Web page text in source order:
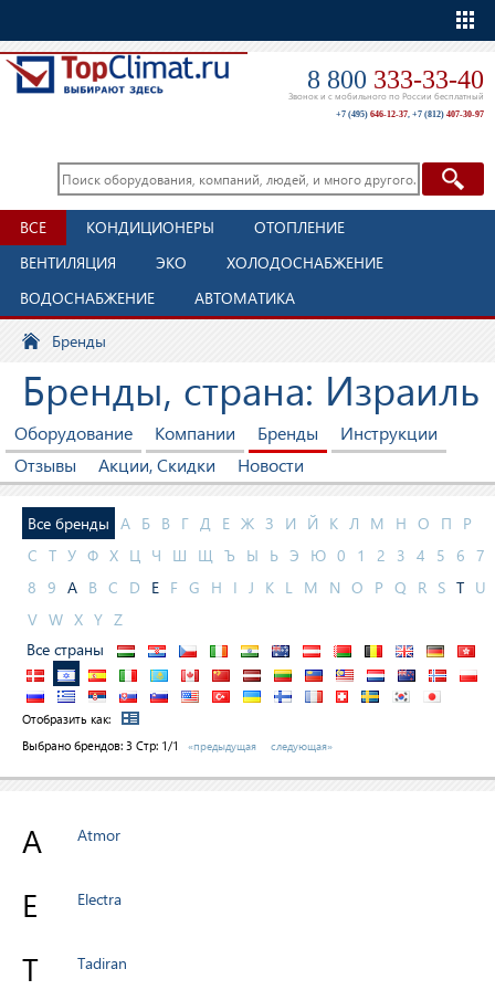
8 800 333-33-40
Звонок и с мобильного по России бесплатный
+7 (495) 646-12-37, +7 (812) 407-30-97
ВСЕ КОНДИЦИОНЕРЫ
ОТОПЛЕНИЕ
ВЕНТИЛЯЦИЯ
ЭКО
ХОЛОДОСНАБЖЕНИЕ
ВОДОСНАБЖЕНИЕ
АВТОМАТИКА
Бренды
Бренды, страна: Израиль
Оборудование Компании Бренды
Инструкции
Отзывы
Акции, Скидки Новости
Все бренды А Б В Г Д Е Ж З И Й К Л М Н О П
Р
С Т У Ф Х Ц Ч Ш Щ Ъ Ы Ь Э Ю 0 1 2 3 4 5 6 7
8 9 A B C D E F G H I J K L M N O P Q R S T U
V W X Y Z
Все страны
Отобразить как:
Выбрано брендов: 3 Стр: 1/1 «предыдущая следующая»
A Atmor
E Electra
T Tadiran